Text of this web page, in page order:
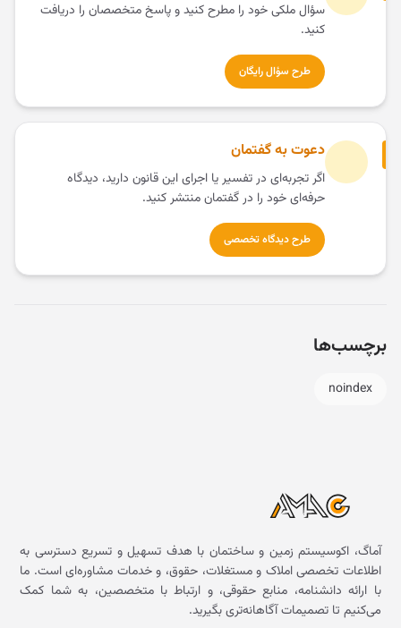
سؤال ملکی خود را مطرح کنید و پاسخ متخصصان را دریافت
کنید.
طرح سؤال رایگان
دعوت به گفتمان
اگر تجربه‌ای در تفسیر یا اجرای این قانون دارید، دیدگاه
حرفه‌ای خود را در گفتمان منتشر کنید.
طرح دیدگاه تخصصی
برچسب‌ها
noindex
آماگ، اکوسیستم زمین و ساختمان با هدف تسهیل و تسریع دسترسی به
اطلاعات تخصصی املاک و مستغلات، حقوق، و خدمات مشاوره‌ای است. ما
با ارائه دانشنامه، منابع حقوقی، و ارتباط با متخصصین، به شما کمک
می‌کنیم تا تصمیمات آگاهانه‌تری بگیرید.